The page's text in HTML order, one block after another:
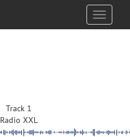
Toggle
Track 1
Radio XXL